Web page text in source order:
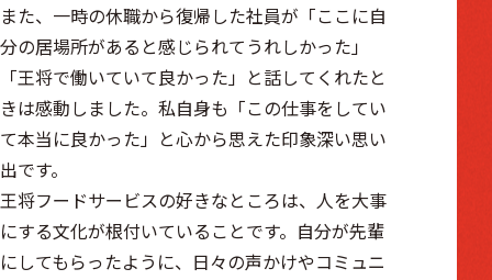
また、一時の休職から復帰した社員が「ここに自
分の居場所があると感じられてうれしかった」
「王将で働いていて良かった」と話してくれたと
きは感動しました。私自身も「この仕事をしてい
て本当に良かった」と心から思えた印象深い思い
出です。
王将フードサービスの好きなところは、人を大事
にする文化が根付いていることです。自分が先輩
にしてもらったように、日々の声かけやコミュニ